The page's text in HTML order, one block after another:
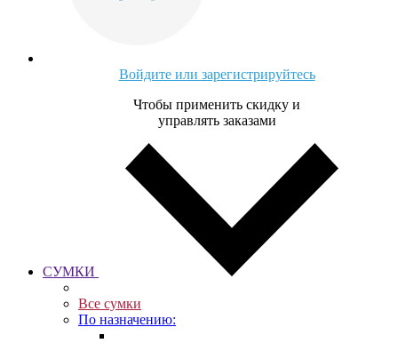
Войдите или зарегистрируйтесь
Чтобы применить скидку и
управлять заказами
СУМКИ
Все сумки
По назначению: